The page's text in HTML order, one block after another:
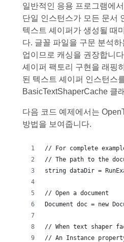
일반적인 응용 프로그램에
단일 인스턴스가 모든 문서
텍스트 셰이퍼가 생성될 때
다. 글꼴 파일을 구문 분석
업이므로 캐싱을 권장합니
셰이퍼 팩토리 구현을 래핑
된 텍스트 셰이퍼 인스턴스
BasicTextShaperCache 클
다음 코드 예제에서는
방법을 보여줍니다.
// For complete
// The path to the
string dataDir =
// Open a document
Document doc = new
// When text shaper
// An Instance